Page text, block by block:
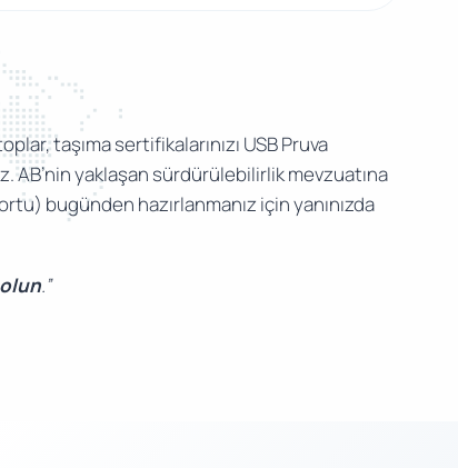
taşıma sertifikalarınızı USB Pruva
AB’nin yaklaşan sürdürülebilirlik mevzuatına
bugünden hazırlanmanız için yanınızda
.”